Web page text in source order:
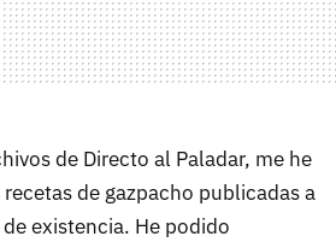
de Directo al Paladar, me he
de gazpacho publicadas a
existencia. He podido